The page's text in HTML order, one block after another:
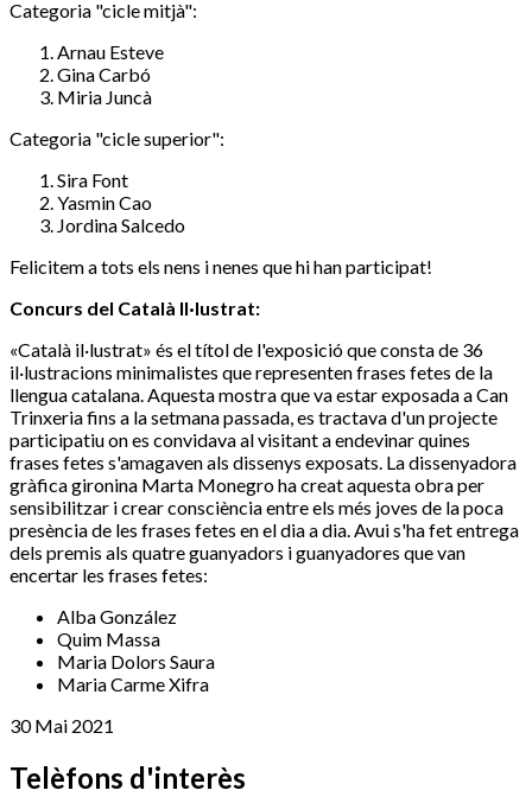
Categoria "cicle mitjà":
Arnau Esteve
Gina Carbó
Miria Juncà
Categoria "cicle superior":
Sira Font
Yasmin Cao
Jordina Salcedo
Felicitem a tots els nens i nenes que hi han participat!
Concurs del Català Il·lustrat:
«Català il·lustrat» és el títol de l'exposició que consta de 36
il·lustracions minimalistes que representen frases fetes de la
llengua catalana. Aquesta mostra que va estar exposada a Can
Trinxeria fins a la setmana passada, es tractava d'un projecte
participatiu on es convidava al visitant a endevinar quines
frases fetes s'amagaven als dissenys exposats. La dissenyadora
gràfica gironina Marta Monegroha creat aquesta obra per
sensibilitzar i crear consciència entre els més joves de la poca
presència de les frases fetes en el dia a dia. Avui s'ha fet entrega
dels premis als quatre guanyadors i guanyadores que van
encertar les frases fetes:
Alba González
Quim Massa
Maria Dolors Saura
Maria Carme Xifra
30 Mai 2021
Telèfons d'interès